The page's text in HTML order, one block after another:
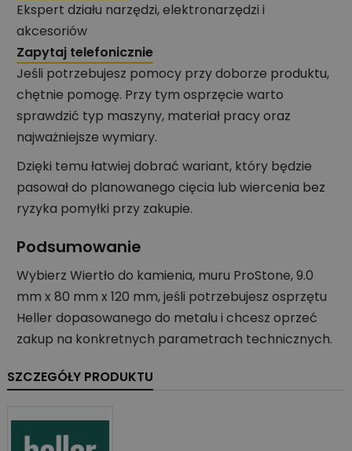
Ekspert działu narzędzi, elektronarzędzi i
akcesoriów
Zapytaj telefonicznie
Jeśli potrzebujesz pomocy przy doborze produktu,
chętnie pomogę. Przy tym osprzęcie warto
sprawdzić typ maszyny, materiał pracy oraz
najważniejsze wymiary.
Dzięki temu łatwiej dobrać wariant, który będzie
pasował do planowanego cięcia lub wiercenia bez
ryzyka pomyłki przy zakupie.
Podsumowanie
Wybierz Wiertło do kamienia, muru ProStone, 9.0
mm x 80 mm x 120 mm, jeśli potrzebujesz osprzętu
Heller dopasowanego do metalu i chcesz oprzeć
zakup na konkretnych parametrach technicznych.
SZCZEGÓŁY PRODUKTU